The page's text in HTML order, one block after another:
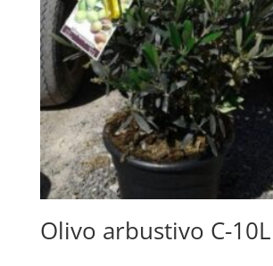
Olivo arbustivo C-10L